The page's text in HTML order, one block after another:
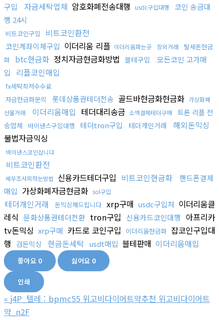
구입
자금세탁업체 암호화폐전송대행 usdc구입대행
코인 송금대
행 24시
비트코인구입 비트코인환전
코인계좌이체구입 이더리움 리플 이더리움파는곳 장외거래
탈세돈현금
화
btc현금화 정치자금현금화방법 블테구입
모든코인 고가매
입
리플코인매입
fx세탁최저수수료
자금현금화문의
롯데상품권테더전송 골드바현금화현금화 가상화폐
선물거래
이더리움매입 테더대리송금 소액결제테더구매
트론 리플 전
송업체
바이낸스구입대행 테더tron구입 테더개인거래
해외돈믹싱
불법자금믹싱
바이낸스코인삽니다
비트코인환전
세무조사피하는방법 신용카드테더구입 비트코인현금화
핸드폰결제
매입 가상화폐자금현금화 sol구입
테더개인거래 돈믹싱해드립니다 xrp구매 usdc구입처 이더리움클
레식 문화상품권테더전환 tron구입 신용카드코인대행
아프리카
tv돈믹싱 xrp구매 카드로 코인구입 이더리움현금화 잡코인구입대
행
검돈믹싱 현금돈세탁 usdt매입 블테판매 이더리움매입
좋아요 0 싫어요 0
인쇄
« j4P_텔레 : bpmc55 위고비다이어트약추천 위고비다이어트
약_n2F